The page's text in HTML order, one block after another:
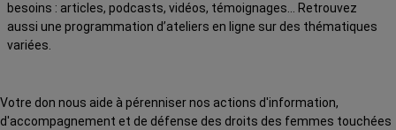
besoins : articles, podcasts, vidéos, témoignages… Retrouvez
aussi une programmation d’ateliers en ligne sur des thématiques
variées.
Votre don nous aide à pérenniser nos actions d'information,
d'accompagnement et de défense des droits des femmes touchées